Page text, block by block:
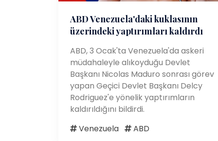
ABD Venezuela'daki kuklasının
üzerindeki yaptırımları kaldırdı
ABD, 3 Ocak'ta Venezuela'da askeri
müdahaleyle alıkoyduğu Devlet
Başkanı Nicolas Maduro sonrası görev
yapan Geçici Devlet Başkanı Delcy
Rodriguez'e yönelik yaptırımların
kaldırıldığını bildirdi.
Venezuela
ABD